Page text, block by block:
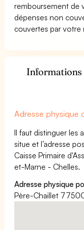
remboursement de
dépenses non
couvertes par votre
Informations
Adresse physique
Il faut distinguer les
situe et l’adresse
Caisse Primaire
et-Marne - Chelles.
Adresse physique
Père-Chaillet